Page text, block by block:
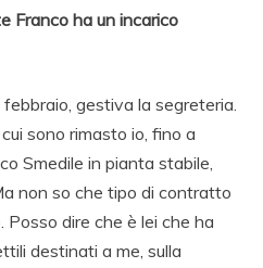
Franco ha un incarico
gestiva la segreteria.
sono rimasto io, fino a
Smedile in pianta stabile,
non so che tipo di contratto
Posso dire che è lei che ha
destinati a me, sulla